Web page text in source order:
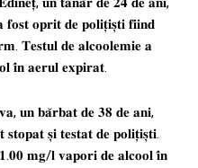
𝐨𝐩𝐫𝐢𝐭 𝐝𝐞 𝐩𝐨𝐥𝐢𝐭̦𝐢𝐬̦𝐭𝐢 𝐟𝐢𝐢𝐧𝐝
𝐓𝐞𝐬𝐭𝐮𝐥 𝐝𝐞 𝐚𝐥𝐜𝐨𝐨𝐥𝐞𝐦𝐢𝐞 𝐚
𝐢̂𝐧 𝐚𝐞𝐫𝐮𝐥 𝐞𝐱𝐩𝐢𝐫𝐚𝐭.
𝐮𝐧 𝐛𝐚̆𝐫𝐛𝐚𝐭 𝐝𝐞 𝟑𝟖 𝐝𝐞 𝐚𝐧𝐢,
𝐬̦𝐢 𝐭𝐞𝐬𝐭𝐚𝐭 𝐝𝐞 𝐩𝐨𝐥𝐢𝐭̦𝐢𝐬̦𝐭𝐢.
𝟏.𝟎𝟎 𝐦𝐠/𝐥 𝐯𝐚𝐩𝐨𝐫𝐢 𝐝𝐞 𝐚𝐥𝐜𝐨𝐨𝐥 𝐢̂𝐧